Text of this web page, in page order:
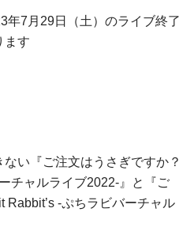
7⽉29⽇（⼟）のライブ終了
ます
い『ご注⽂はうさぎですか？
チャルライブ2022-』と『ご
Rabbit’s -ぷちラビバーチャル